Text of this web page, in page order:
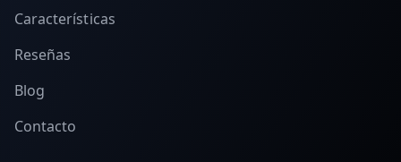
Características
Reseñas
Blog
Contacto